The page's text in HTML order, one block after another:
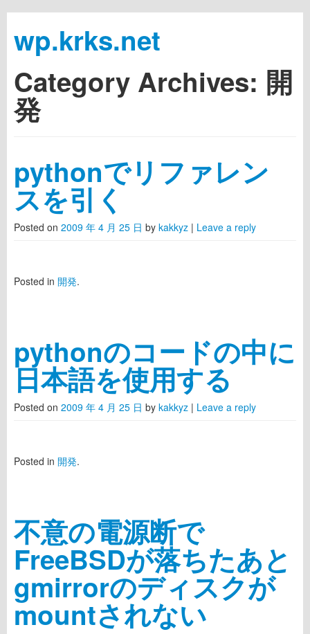
wp.krks.net
Main menu
Skip to primary content
Skip to secondary content
Category Archives: 開
発
pythonでリファレン
スを引く
Posted on 2009 年 4 月 25 日 by kakkyz | Leave a reply
Posted in 開発.
pythonのコードの中に
日本語を使用する
Posted on 2009 年 4 月 25 日 by kakkyz | Leave a reply
Posted in 開発.
不意の電源断で
FreeBSDが落ちたあと
gmirrorのディスクが
mountされない